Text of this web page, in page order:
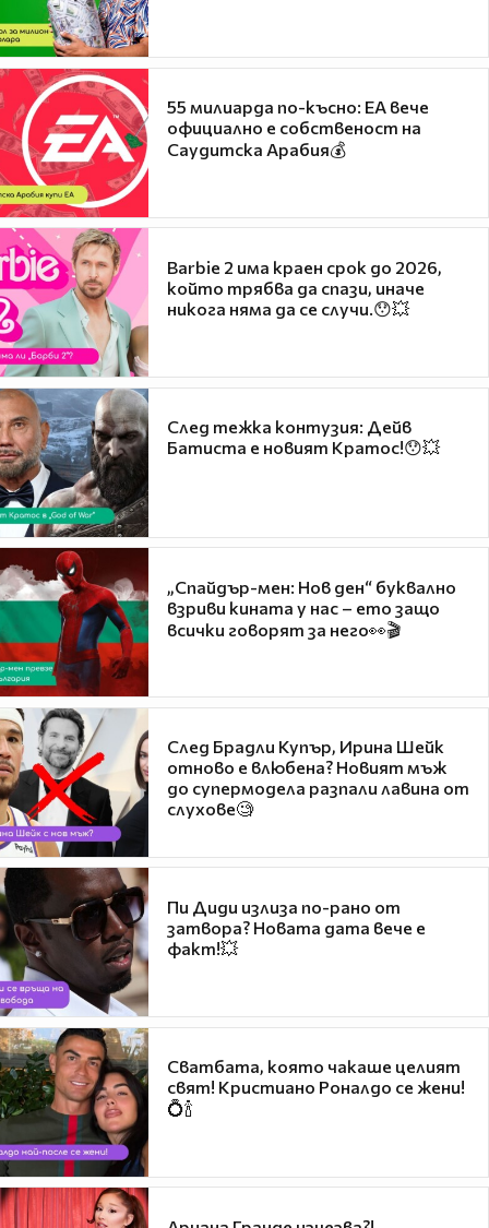
55 милиарда по-късно: EA вече
официално е собственост на
Саудитска Арабия💰
Barbie 2 има краен срок до 2026,
който трябва да спази, иначе
никога няма да се случи.😯💥
След тежка контузия: Дейв
Батиста е новият Кратос!😯💥
„Спайдър-мен: Нов ден“ буквално
взриви кината у нас – ето защо
всички говорят за него👀🎬
След Брадли Купър, Ирина Шейк
отново е влюбена? Новият мъж
до супермодела разпали лавина от
слухове🧐
Пи Диди излиза по-рано от
затвора? Новата дата вече е
факт!💥
Сватбата, която чакаше целият
свят! Кристиано Роналдо се жени!
💍🍾